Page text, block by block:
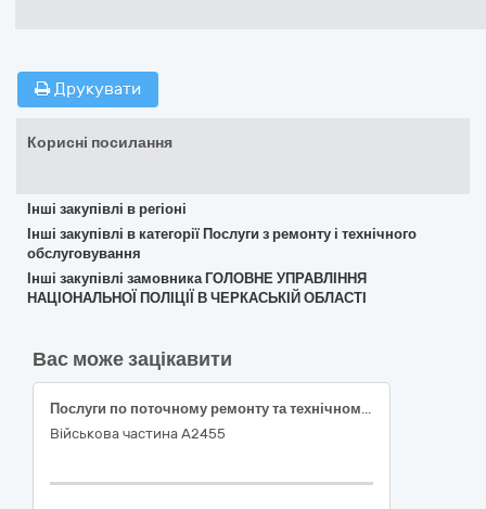
Друкувати
Корисні посилання
Інші закупівлі в регіоні
Інші закупівлі в категорії Послуги з ремонту і технічного
обслуговування
Інші закупівлі замовника ГОЛОВНЕ УПРАВЛІННЯ
НАЦІОНАЛЬНОЇ ПОЛІЦІЇ В ЧЕРКАСЬКІЙ ОБЛАСТІ
Вас може зацікавити
Послуги по поточному ремонту та технічному обслуговуванню транспортних засобів
Військова частина А2455